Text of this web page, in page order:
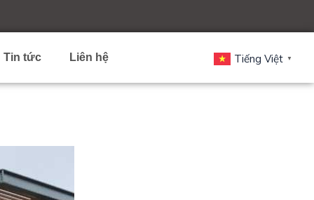
Tin tức Liên hệ Tiếng Việt ▼